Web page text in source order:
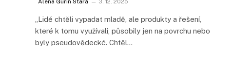
„Lidé chtěli vypadat mladě, ale produkty a řešení,
které k tomu využívali, působily jen na povrchu nebo
byly pseudovědecké. Chtěl…